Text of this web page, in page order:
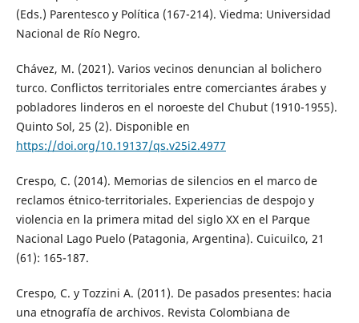
(Eds.) Parentesco y Política (167-214). Viedma: Universidad
Nacional de Río Negro.
Chávez, M. (2021). Varios vecinos denuncian al bolichero
turco. Conflictos territoriales entre comerciantes árabes y
pobladores linderos en el noroeste del Chubut (1910-1955).
Quinto Sol, 25 (2). Disponible en
https://doi.org/10.19137/qs.v25i2.4977
Crespo, C. (2014). Memorias de silencios en el marco de
reclamos étnico-territoriales. Experiencias de despojo y
violencia en la primera mitad del siglo XX en el Parque
Nacional Lago Puelo (Patagonia, Argentina). Cuicuilco, 21
(61): 165-187.
Crespo, C. y Tozzini A. (2011). De pasados presentes: hacia
una etnografía de archivos. Revista Colombiana de